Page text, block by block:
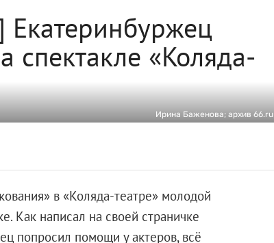
Екатеринбуржец
спектакле «Коляда-
Ирина Баженова; архив 66.ru
в «Коляда-театре» молодой
Как написал на своей страничке
попросил помощи у актеров, всё